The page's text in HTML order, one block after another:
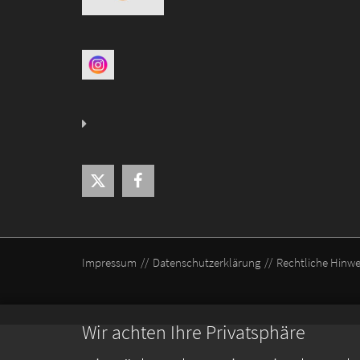
Wir achten Ihre Privatsphäre
Impressum Datenschutzerklärung Rechtliche